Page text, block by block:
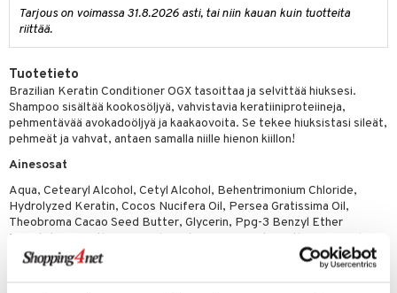
Tarjous on voimassa 31.8.2026 asti, tai niin kauan kuin tuotteita
riittää.
Tuotetieto
Brazilian Keratin Conditioner OGX tasoittaa ja selvittää hiuksesi.
Shampoo sisältää kookosöljyä, vahvistavia keratiiniproteiineja,
pehmentävää avokadoöljyä ja kaakaovoita. Se tekee hiuksistasi sileät,
pehmeät ja vahvat, antaen samalla niille hienon kiillon!
Ainesosat
Aqua, Cetearyl Alcohol, Cetyl Alcohol, Behentrimonium Chloride,
Hydrolyzed Keratin, Cocos Nucifera Oil, Persea Gratissima Oil,
Theobroma Cacao Seed Butter, Glycerin, Ppg-3 Benzyl Ether
Myristate, Dimethicone, Polyquaternium-47, Steareth-20, Disodium
Edta, Isopropyl Alcohol, Citric Acid, Sodium Hydroxide, Sodium
Benzoate, Pentaerythrityl Tetra-Di-T-Butyl Hydroxyhydrocinnamate,
& Viikset
3: Kosteutus
Huulten Hoito
Happy
Happy For Men
Miehille
& Soujaus
& Ihonpuhdistus